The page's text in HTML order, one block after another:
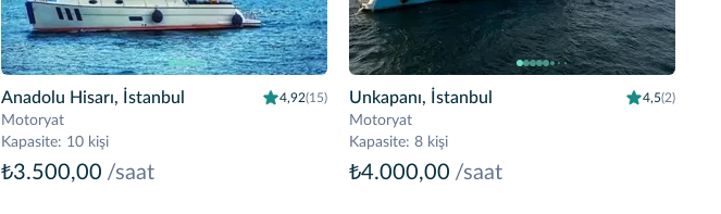
Anadolu Hisarı, İstanbul 4,92(15)
Motoryat
Kapasite: 10 kişi
₺3.500,00 /saat
Unkapanı, İstanbul 4,5(2)
Motoryat
Kapasite: 8 kişi
₺4.000,00 /saat